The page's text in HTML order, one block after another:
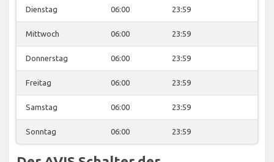
Dienstag 06:00 23:59
Mittwoch 06:00 23:59
Donnerstag 06:00 23:59
Freitag 06:00 23:59
Samstag 06:00 23:59
Sonntag 06:00 23:59